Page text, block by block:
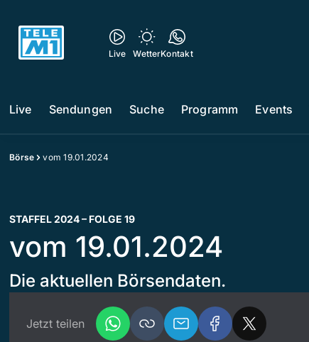
Live WetterKontakt
Live Sendungen Suche Programm Events
Börse vom 19.01.2024
STAFFEL 2024 – FOLGE 19
vom 19.01.2024
Die aktuellen Börsendaten.
Jetzt teilen